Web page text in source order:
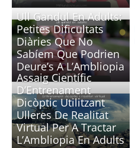
Ull Gandul En Adults:
Petites Dificultats
Diàries Que No
Sabíem Que Podrien
Deure’s A L’Ambliopia
Assaig Científic
D’Entrenament
Dicòptic Utilitzant
Ulleres De Realitat
Virtual Per A Tractar
L’Ambliopia En Adults